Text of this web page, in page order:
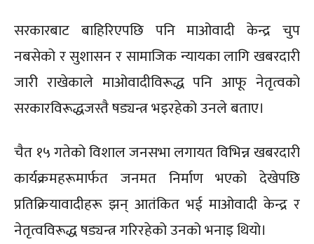
सरकारबाट बाहिरिएपछि पनि माओवादी केन्द्र चुप
नबसेको र सुशासन र सामाजिक न्यायका लागि खबरदारी
जारी राखेकाले माओवादीविरूद्ध पनि आफू नेतृत्वको
सरकारविरूद्धजस्तै षड्यन्त्र भइरहेको उनले बताए।
चैत १५ गतेको विशाल जनसभा लगायत विभिन्न खबरदारी
कार्यक्रमहरूमार्फत जनमत निर्माण भएको देखेपछि
प्रतिक्रियावादीहरू झन् आतंकित भई माओवादी केन्द्र र
नेतृत्वविरूद्ध षड्यन्त्र गरिरहेको उनको भनाइ थियो।